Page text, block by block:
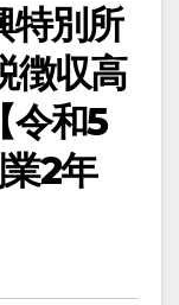
特別所
徴収高
令和5
2年